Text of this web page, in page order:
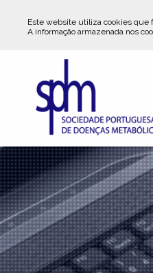
Este website utiliza cookies que
A informação armazenada nos